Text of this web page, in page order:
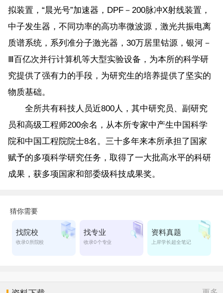
拟装置，“晨光号”加速器，DPF－200脉冲X射线装置，
中子发生器，不同功率的高功率微波源，激光共振电离
质谱系统，系列准分子激光器，30万居里钴源，银河－
Ⅲ百亿次并行计算机等大型实验设备，为本所的科学研
究提供了强有力的手段，为研究生的培养提供了坚实的
物质基础。
全所共有科技人员近800人，其中研究员、副研究
员和高级工程师200余名，从本所专家中产生中国科学
院和中国工程院院士8名。三十多年来本所承担了国家
赋予的多项科学研究任务，取得了一大批高水平的科研
成果，获多项国家和部委级科技成果奖。